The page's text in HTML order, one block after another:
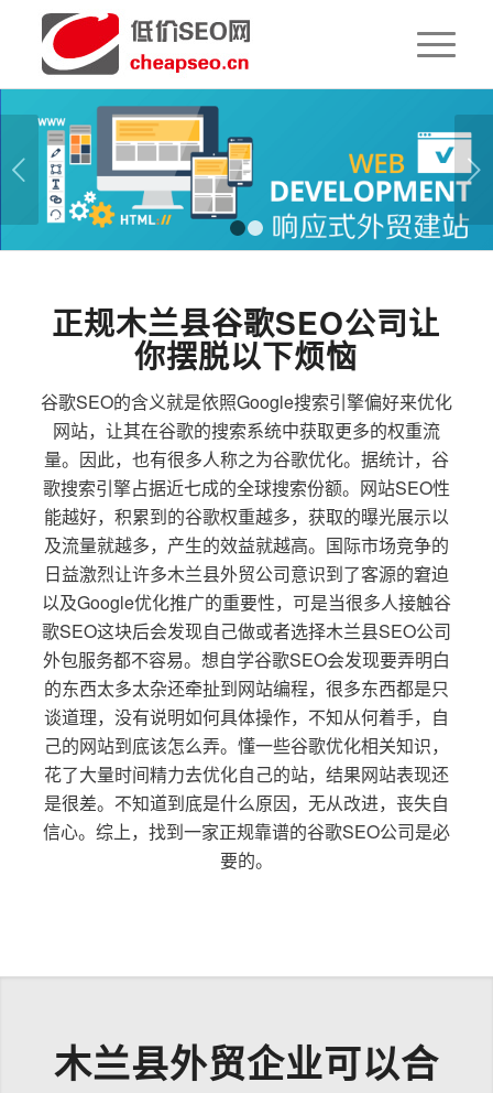
下一页
1 2
正规木兰县谷歌SEO公司让
你摆脱以下烦恼
谷歌SEO的含义就是依照Google搜索引擎偏好来优化
网站，让其在谷歌的搜索系统中获取更多的权重流
量。因此，也有很多人称之为谷歌优化。据统计，谷
歌搜索引擎占据近七成的全球搜索份额。网站SEO性
能越好，积累到的谷歌权重越多，获取的曝光展示以
及流量就越多，产生的效益就越高。国际市场竞争的
日益激烈让许多木兰县外贸公司意识到了客源的窘迫
以及Google优化推广的重要性，可是当很多人接触谷
歌SEO这块后会发现自己做或者选择木兰县SEO公司
外包服务都不容易。想自学谷歌SEO会发现要弄明白
的东西太多太杂还牵扯到网站编程，很多东西都是只
谈道理，没有说明如何具体操作，不知从何着手，自
己的网站到底该怎么弄。懂一些谷歌优化相关知识，
花了大量时间精力去优化自己的站，结果网站表现还
是很差。不知道到底是什么原因，无从改进，丧失自
信心。综上，找到一家正规靠谱的谷歌SEO公司是必
要的。
木兰县外贸企业可以合